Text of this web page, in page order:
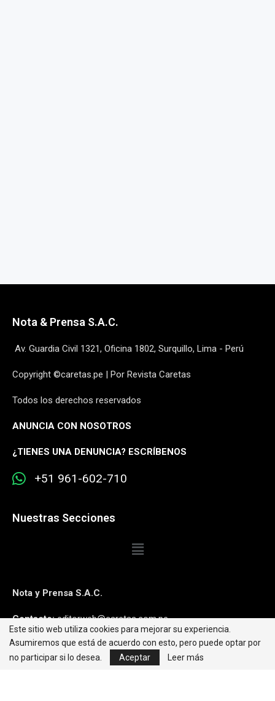
Nota & Prensa S.A.C.
Av. Guardia Civil 1321, Oficina 1802, Surquillo, Lima - Perú
Copyright ©caretas.pe | Por Revista Caretas
Todos los derechos reservados
ANUNCIA CON NOSOTROS
¿TIENES UNA DENUNCIA? ESCRÍBENOS
+51 961-602-710
Nuestras Secciones
Nota y Prensa S.A.C.
Contacto:editorweb@caretas.com.pe
Síguenos:
Este sitio web utiliza cookies para mejorar su experiencia.
Asumiremos que está de acuerdo con esto, pero puede optar por
no participar si lo desea.
Aceptar Leer más